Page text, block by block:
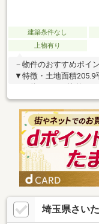
建築条件なし
上物有り
－物件のおすすめポイ
▼特徴・土地面積205.9
能・周囲には既に建物
ニングが可能・現況
環境・さいたま市立善
歩3分(約210m)・ビッ
ご希望の住まい探し
細・ご相談はお気軽に
埼玉県さい